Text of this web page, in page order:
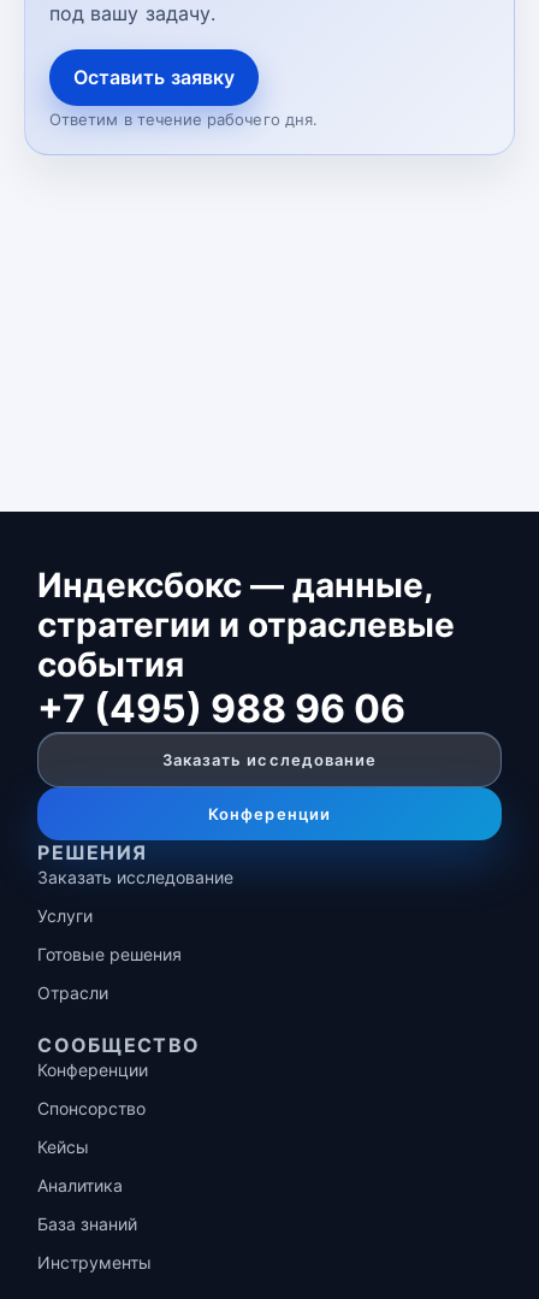
под вашу задачу.
Оставить заявку
Ответим в течение рабочего дня.
Индексбокс — данные,
стратегии и отраслевые
события
+7 (495) 988 96 06
Заказать исследование
Конференции
РЕШЕНИЯ
Заказать исследование
Услуги
Готовые решения
Отрасли
СООБЩЕСТВО
Конференции
Спонсорство
Кейсы
Аналитика
База знаний
Инструменты